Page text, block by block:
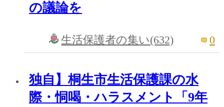
の議論を
生活保護者の集い(632) 0
独自】桐生市生活保護課の水
際・恫喝・ハラスメント「9年